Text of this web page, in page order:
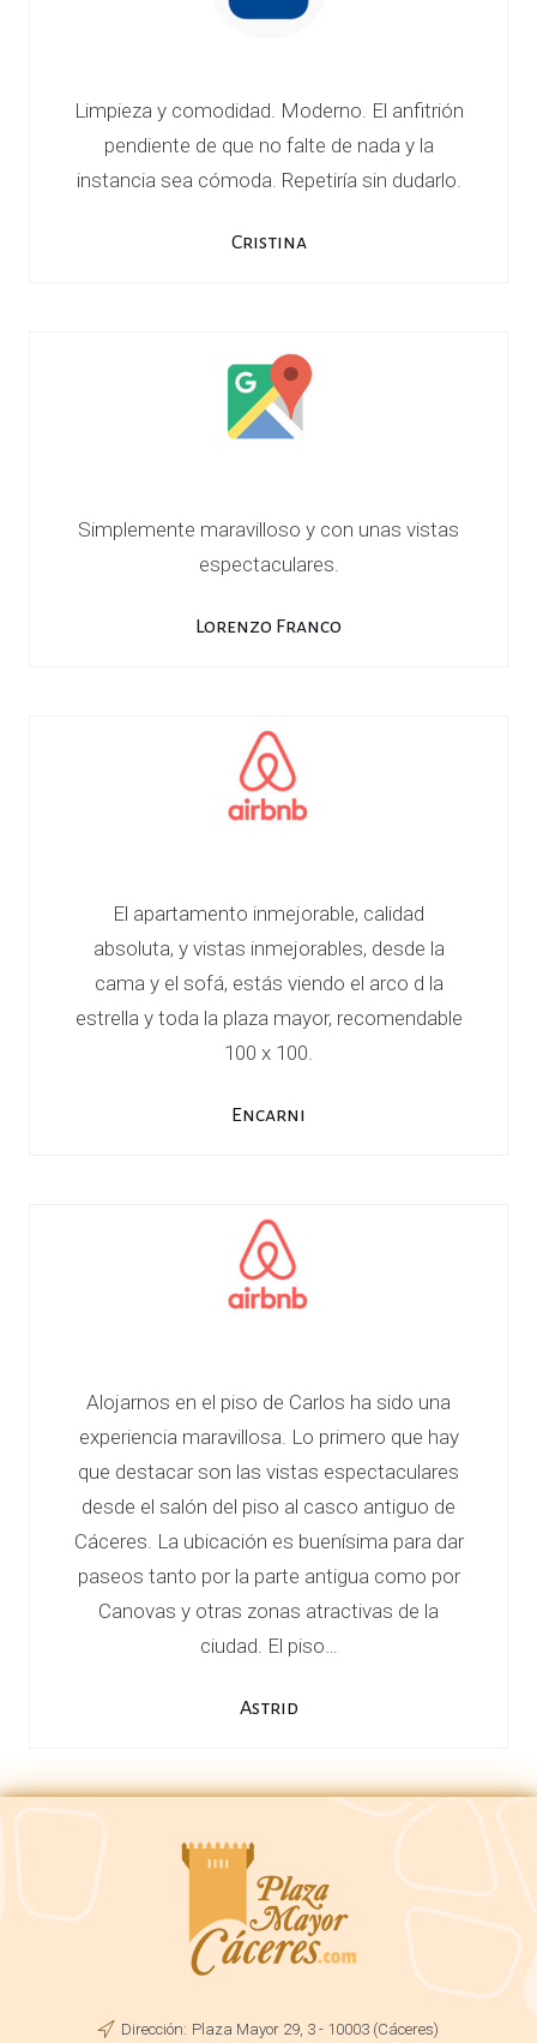
Limpieza y comodidad. Moderno. El anfitrión
pendiente de que no falte de nada y la
instancia sea cómoda. Repetiría sin dudarlo.
Cristina
Simplemente maravilloso y con unas vistas
espectaculares.
Lorenzo Franco
El apartamento inmejorable, calidad
absoluta, y vistas inmejorables, desde la
cama y el sofá, estás viendo el arco d la
estrella y toda la plaza mayor, recomendable
100 x 100.
Encarni
Alojarnos en el piso de Carlos ha sido una
experiencia maravillosa. Lo primero que hay
que destacar son las vistas espectaculares
desde el salón del piso al casco antiguo de
Cáceres. La ubicación es buenísima para dar
paseos tanto por la parte antigua como por
Canovas y otras zonas atractivas de la
ciudad. El piso…
Astrid
Dirección: Plaza Mayor 29, 3 - 10003 (Cáceres)